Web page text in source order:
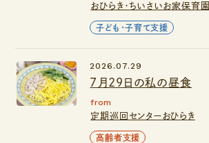
おひらき・ちいさいお家保育園
子ども・子育て支援
7月29日の私の昼食
2026.07.29
from
定期巡回センターおひらき
高齢者支援